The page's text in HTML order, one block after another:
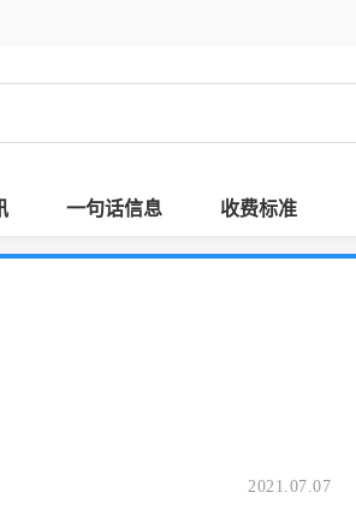
一句话信息 收费标准
2021.07.07